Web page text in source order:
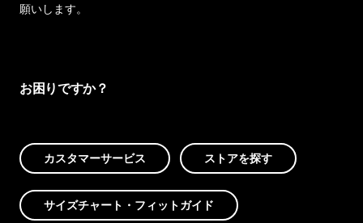
願いします。
お困りですか？
カスタマーサービス ストアを探す
サイズチャート・フィットガイド